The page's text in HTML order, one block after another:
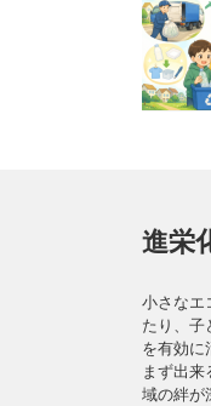
進栄
小さなエ
たり、子
を有効に
まず出来
域の絆が